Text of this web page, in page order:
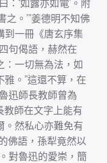
：‘如露亦如電’。附
。’”姜德明不知佛
到一冊《唐玄序集
句偈語，赫然在
：一切無為法，如
。”這還不算，在
迅師長教師曾為
教師在文字上能有
。然私心亦難免有
佛語，孫犁竟然以
對魯迅的愛崇，簡